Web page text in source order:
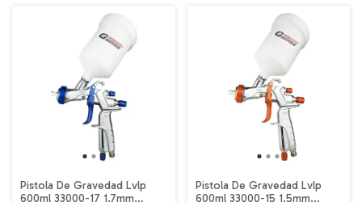
Pistola De Gravedad Lvlp
600ml 33000-17 1.7mm
Pistola De Gravedad Lvlp
600ml 33000-15 1.5mm